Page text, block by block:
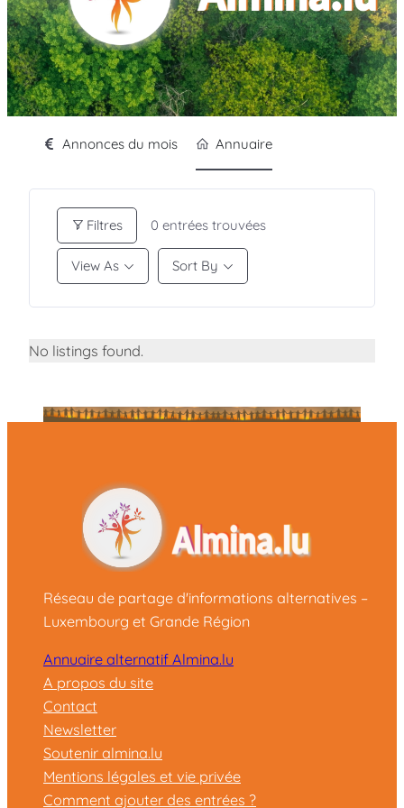
Annonces du mois Annuaire
Filtres 0 entrées trouvées
View As Sort By
No listings found.
Réseau de partage d'informations alternatives –
Luxembourg et Grande Région
Annuaire alternatif Almina.lu
A propos du site
Contact
Newsletter
Soutenir almina.lu
Mentions légales et vie privée
Comment ajouter des entrées ?